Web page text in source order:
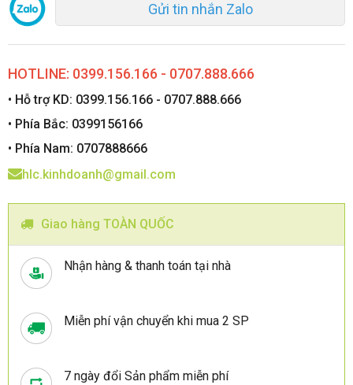
Gửi tin nhắn Zalo
HOTLINE: 0399.156.166 - 0707.888.666
• Hỗ trợ KD: 0399.156.166 - 0707.888.666
• Phía Bắc: 0399156166
• Phía Nam: 0707888666
hlc.kinhdoanh@gmail.com
Giao hàng TOÀN QUỐC
Nhận hàng & thanh toán tại nhà
Miễn phí vận chuyển khi mua 2 SP
7 ngày đổi Sản phẩm miễn phí